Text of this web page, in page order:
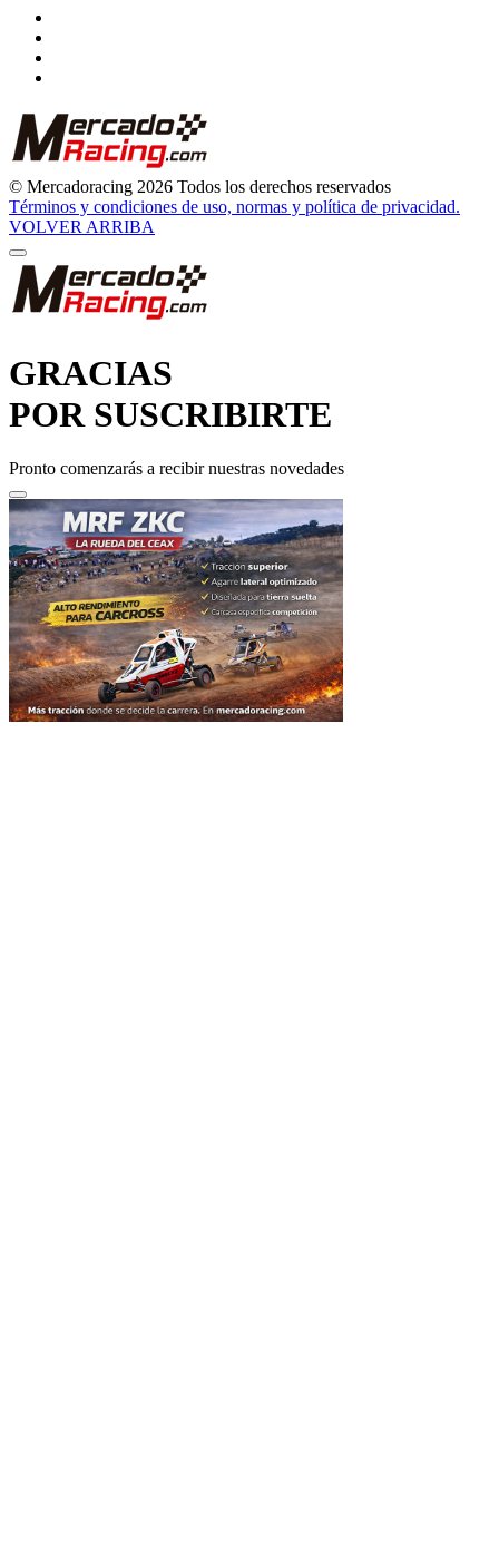
© Mercadoracing 2026 Todos los derechos reservados
Términos y condiciones de uso, normas y política de privacidad.
VOLVER ARRIBA
GRACIAS
POR SUSCRIBIRTE
Pronto comenzarás a recibir nuestras novedades